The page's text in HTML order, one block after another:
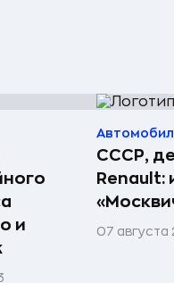
и
СССР,
Renault:
07 августа